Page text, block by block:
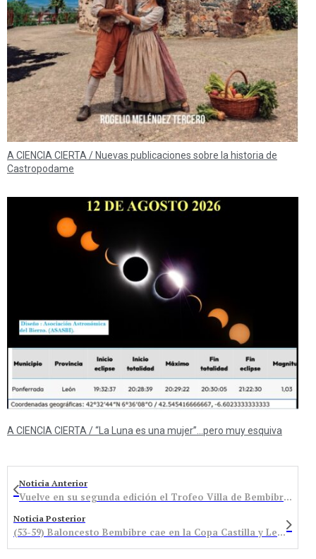
A CIENCIA CIERTA / Nuevas publicaciones sobre la historia de
Castropodame
A CIENCIA CIERTA / “La Luna es una mujer”…pero muy esquiva
Noticia Anterior
Vuelve en su segunda edición el Trofeo Villa de Bembibre de Tiro al Plato
Noticia Posterior
(53-59) Baloncesto Bembibre cae en la Copa Castilla y León ante las zamoranas, de inferior categoría